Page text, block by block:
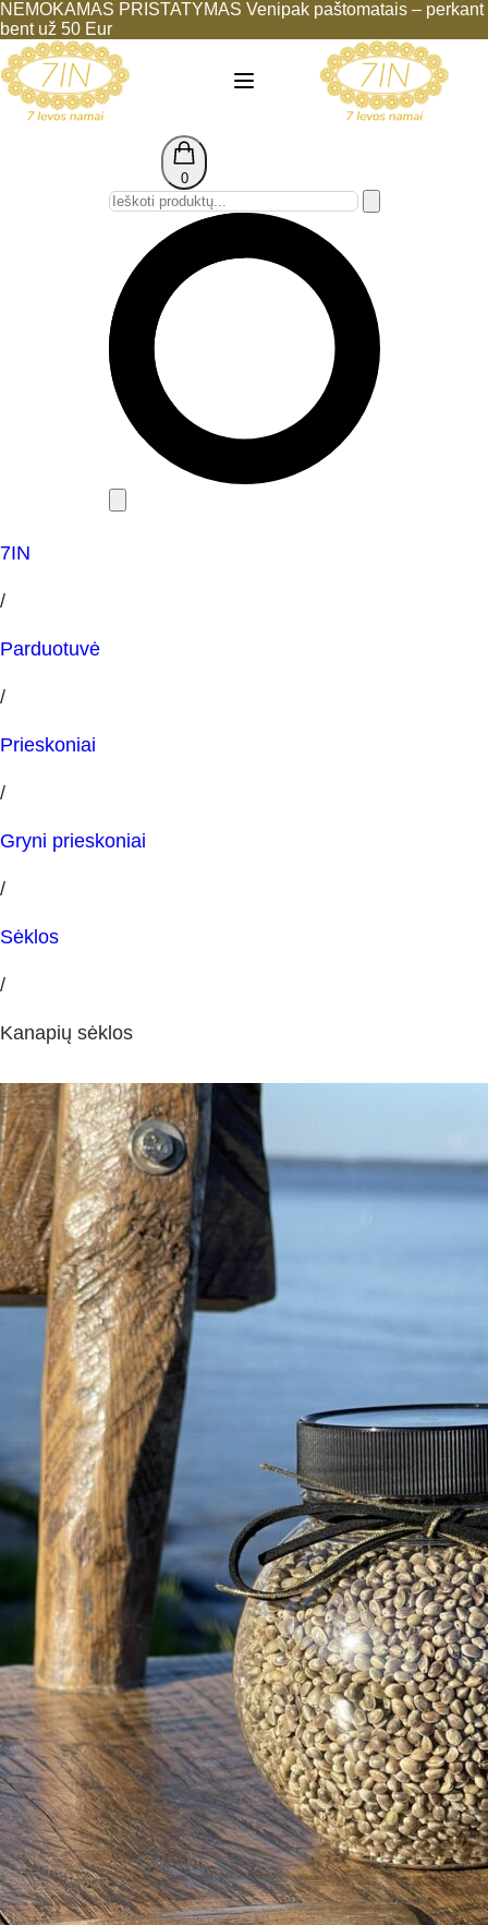
NEMOKAMAS PRISTATYMAS Venipak paštomatais – perkant
bent už 50 Eur
0
7IN
/
Parduotuvė
/
Prieskoniai
/
Gryni prieskoniai
/
Sėklos
/
Kanapių sėklos